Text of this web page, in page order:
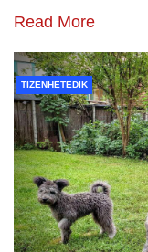
Read More
TIZENHETEDIK